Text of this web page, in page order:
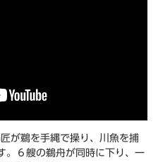
が鵜を手縄で操り、川魚を捕
。６艘の鵜舟が同時に下り、一